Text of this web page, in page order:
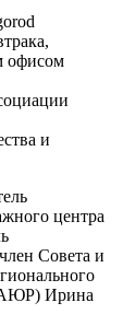
офисом
и
центра
Совета и
АЮР) Ирина